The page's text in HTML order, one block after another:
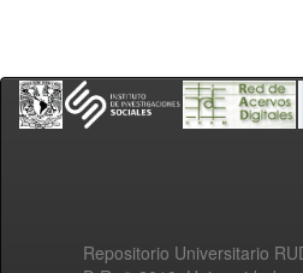
Repositorio Universitario